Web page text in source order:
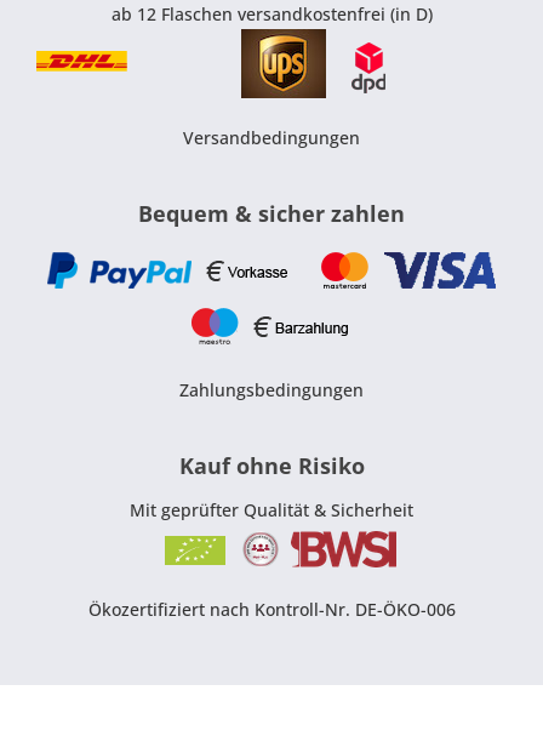
ab 12 Flaschen versandkostenfrei (in D)
Versandbedingungen
Bequem & sicher zahlen
Zahlungsbedingungen
Kauf ohne Risiko
Mit geprüfter Qualität & Sicherheit
Ökozertifiziert nach Kontroll-Nr. DE-ÖKO-006